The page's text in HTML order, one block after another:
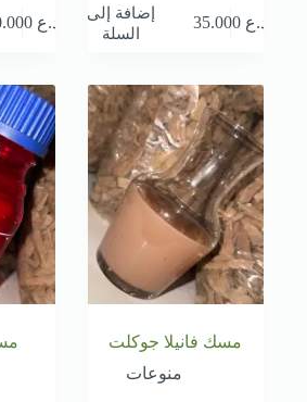
د.ع 35.000
إضافة إلى
السلة
د.ع 10.000
مسك فانيلا جوكلت
منوعات